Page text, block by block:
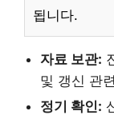
됩니다.
자료 보관:
및 갱신 관
정기 확인: